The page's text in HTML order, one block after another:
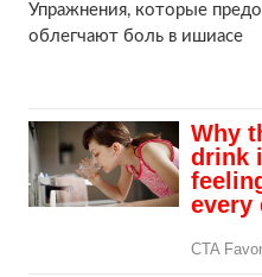
Упражнения, которые
облегчают боль в ишиасе